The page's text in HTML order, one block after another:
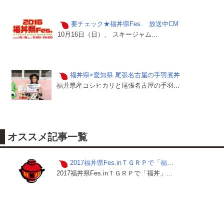
要チェック★福丼県Fes. 放送中CM
10月16日（日）、 スキージャム...
福丼県×愛知県 尾張名古屋の手羽煮丼
福井県産コシヒカリと尾張名古屋の手羽...
オススメ記事一覧
2017福丼県Fes.inＴＧＲＰで「福…
2017福丼県Fes.inＴＧＲＰで「福丼」...